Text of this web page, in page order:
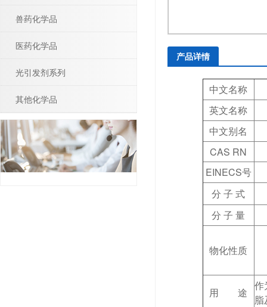
产品详情
中文名称
英文名称
中文别名
CAS RN
EINECS号
分 子 式
分 子 量
物化性质
用 途
作
脂
兽药化学品
医药化学品
光引发剂系列
其他化学品